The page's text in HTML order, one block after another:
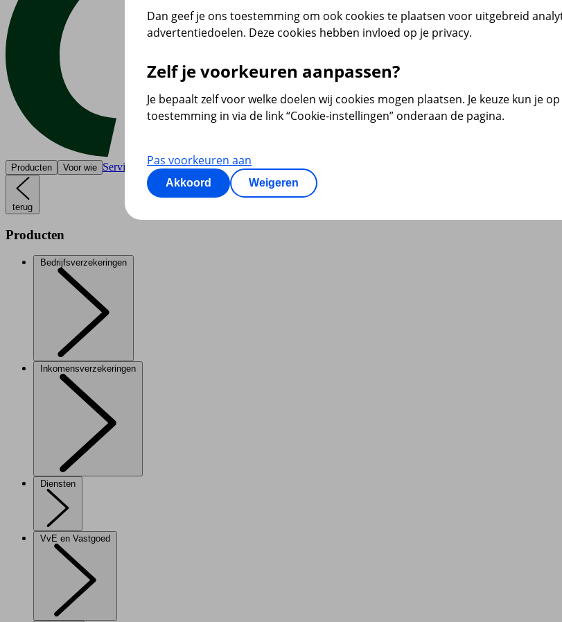
Producten Voor wie Service & contact
terug
Producten
Bedrijfsverzekeringen
Inkomensverzekeringen
Diensten
VvE en Vastgoed
Dan geef je ons toestemming om ook cookies te plaatsen voor uitgebreid
advertentiedoelen. Deze cookies hebben invloed op je privacy.
Zelf je voorkeuren aanpassen?
Je bepaalt zelf voor welke doelen wij cookies mogen plaatsen. Je keuze kun je
toestemming in via de link “Cookie-instellingen” onderaan de pagina.
Pas voorkeuren aan
Akkoord Weigeren